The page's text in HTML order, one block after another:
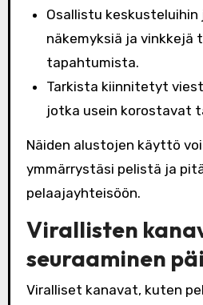
Osallistu keskusteluihin
näkemyksiä ja vinkkejä
tapahtumista.
Tarkista kiinnitetyt
jotka usein korostavat
Näiden alustojen käyttö
ymmärrystäsi pelistä ja
pelaajayhteisöön.
Virallisten
seuraaminen
Viralliset kanavat, kuten